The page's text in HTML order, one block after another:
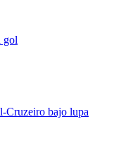
gol
Cruzeiro bajo lupa